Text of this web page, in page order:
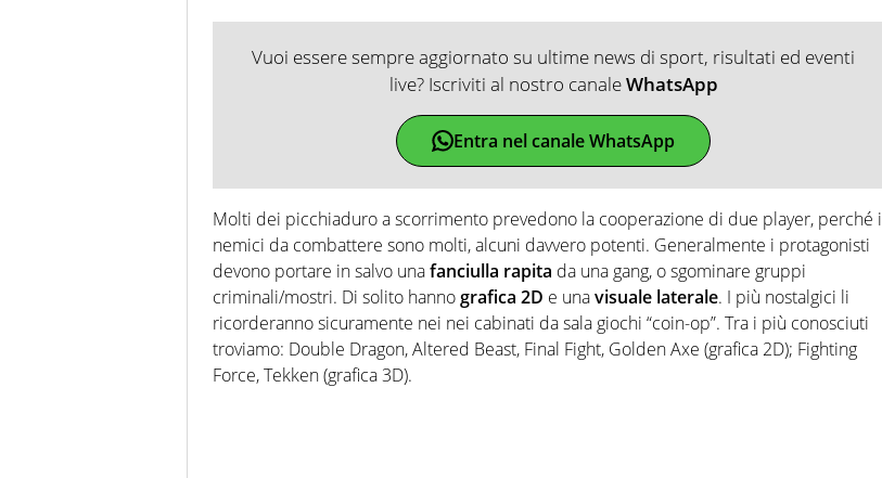
Vuoi essere sempre aggiornato su ultime news di sport, risultati ed eventi
live? Iscriviti al nostro canaleWhatsApp
Entra nel canale WhatsApp
Molti dei picchiaduro a scorrimento prevedono la cooperazione di due player, perché i
nemici da combattere sono molti, alcuni davvero potenti. Generalmente i protagonisti
devono portare in salvo unafanciulla rapita da una gang, o sgominare gruppi
criminali/mostri. Di solito hannografica 2D e unavisuale laterale. I più nostalgici li
ricorderanno sicuramente nei nei cabinati da sala giochi “coin-op”. Tra i più conosciuti
troviamo: Double Dragon, Altered Beast, Final Fight, Golden Axe (grafica 2D); Fighting
Force, Tekken (grafica 3D).